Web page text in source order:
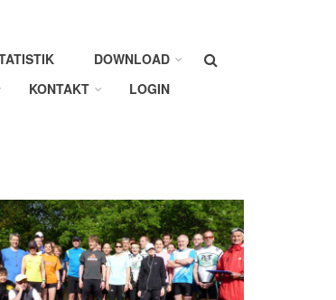
Suche
DOWNLOAD
KONTAKT LOGIN